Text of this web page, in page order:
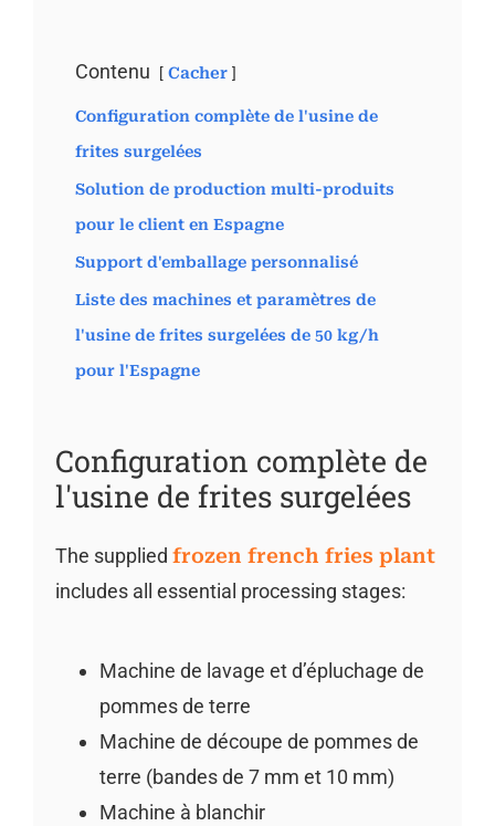
Contenu Cacher
Configuration complète de l'usine de
frites surgelées
Solution de production multi-produits
pour le client en Espagne
Support d'emballage personnalisé
Liste des machines et paramètres de
l'usine de frites surgelées de 50 kg/h
pour l'Espagne
Configuration complète de
l'usine de frites surgelées
The supplied frozen french fries plant
includes all essential processing stages:
Machine de lavage et d’épluchage de
pommes de terre
Machine de découpe de pommes de
terre (bandes de 7 mm et 10 mm)
Machine à blanchir